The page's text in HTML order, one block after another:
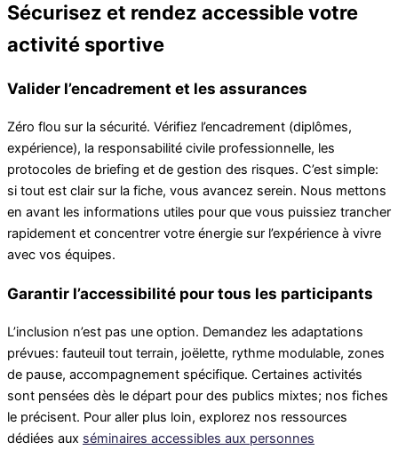
Sécurisez et rendez accessible votre
activité sportive
Valider l’encadrement et les assurances
Zéro flou sur la sécurité. Vérifiez l’encadrement (diplômes,
expérience), la responsabilité civile professionnelle, les
protocoles de briefing et de gestion des risques. C’est simple:
si tout est clair sur la fiche, vous avancez serein. Nous mettons
en avant les informations utiles pour que vous puissiez trancher
rapidement et concentrer votre énergie sur l’expérience à vivre
avec vos équipes.
Garantir l’accessibilité pour tous les participants
L’inclusion n’est pas une option. Demandez les adaptations
prévues: fauteuil tout terrain, joëlette, rythme modulable, zones
de pause, accompagnement spécifique. Certaines activités
sont pensées dès le départ pour des publics mixtes; nos fiches
le précisent. Pour aller plus loin, explorez nos ressources
dédiées aux séminaires accessibles aux personnes